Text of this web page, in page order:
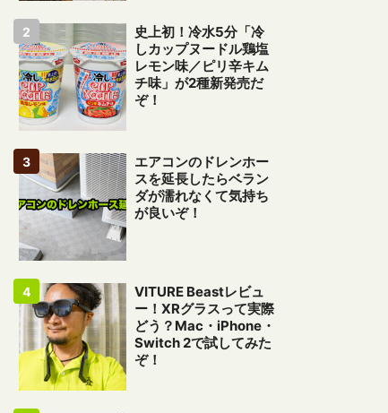
史上初！冷水5分「冷
しカップヌードル鶏塩
レモン味／ピリ辛キム
チ味」が2種新発売だ
ぞ！
エアコンのドレンホー
スを延長したらベラン
ダが濡れなくて気持ち
が良いぞ！
VITURE Beastレビュ
ー！XRグラスって実際
どう？Mac・iPhone・
Switch 2で試してみた
ぞ！